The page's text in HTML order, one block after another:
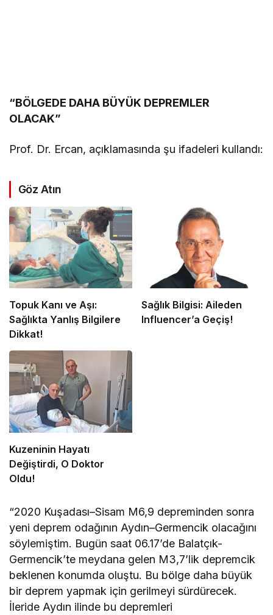
“BÖLGEDE DAHA BÜYÜK DEPREMLER
OLACAK”
Prof. Dr. Ercan, açıklamasında şu ifadeleri kullandı:
Göz Atın
Topuk Kanı ve Aşı:
Sağlıkta Yanlış Bilgilere
Dikkat!
Sağlık Bilgisi: Aileden
Influencer’a Geçiş!
Kuzeninin Hayatı
Değiştirdi, O Doktor
Oldu!
“2020 Kuşadası–Sisam M6,9 depreminden sonra
yeni deprem odağının Aydın–Germencik olacağını
söylemiştim. Bugün saat 06.17’de Balatçık-
Germencik’te meydana gelen M3,7’lik depremcik
beklenen konumda oluştu. Bu bölge daha büyük
bir deprem yapmak için gerilmeyi sürdürecek.
İleride Aydın ilinde bu depremleri